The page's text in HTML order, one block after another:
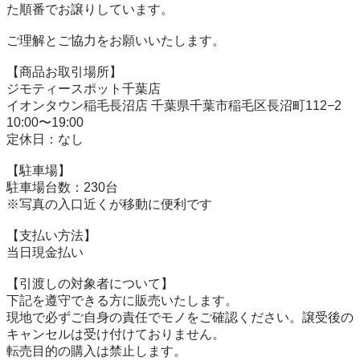
た順番でお譲りしています。
ご理解とご協力をお願いいたします。
【商品お取引場所】
ジモティースポット千葉店
イオンタウン稲毛長沼店 千葉県千葉市稲毛区長沼町112−2
10:00〜19:00
定休日：なし
【駐⾞場】
駐車場台数：230台
※写真の入口近くが移動に便利です
【⽀払い⽅法】
当日現金払い
【引渡しの対象者について】
下記を遵守できる⽅に販売いたします。
現地で必ずご⾃⾝の責任でモノをご確認ください。譲受後の
キャンセルは受け付けておりません。
転売⽬的の購⼊は禁⽌します。